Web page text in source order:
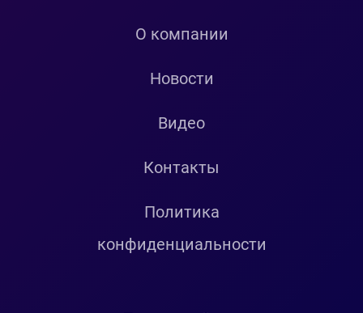
О компании
Новости
Видео
Контакты
Политика
конфиденциальности